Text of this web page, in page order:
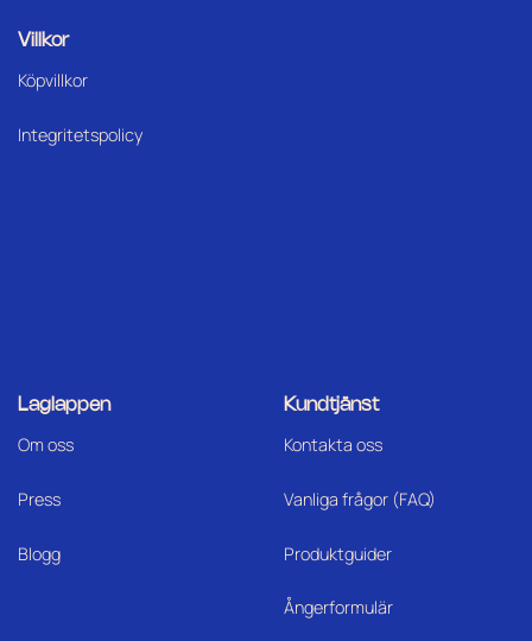
Villkor
Köpvillkor
Integritetspolicy
Laglappen
Om oss
Press
Blogg
Kundtjänst
Kontakta oss
Vanliga frågor (FAQ)
Produktguider
Ångerformulär